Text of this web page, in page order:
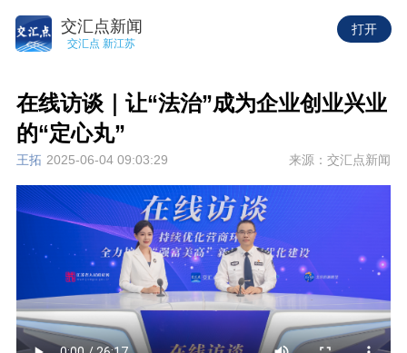
交汇点新闻
交汇点 新江苏
打开
在线访谈｜让“法治”成为企业创业兴业
的“定心丸”
王拓 2025-06-04 09:03:29 来源：交汇点新闻